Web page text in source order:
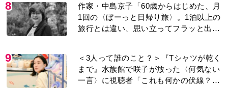
8
作家・中島京子「60歳からはじめた、月
1回の〈ぼーっと日帰り旅〉。1泊以上の
旅行とは違い、思い立ってフラッと出か
9
＜3人って誰のこと？＞『Tシャツが乾く
まで』水族館で咲子が放った〈何気ない
一言〉に視聴者「これも何かの伏線？」